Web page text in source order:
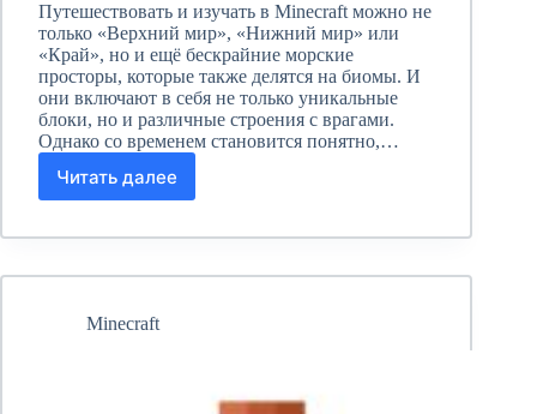
Путешествовать и изучать в Minecraft можно не
только «Верхний мир», «Нижний мир» или
«Край», но и ещё бескрайние морские
просторы, которые также делятся на биомы. И
они включают в себя не только уникальные
блоки, но и различные строения с врагами.
Однако со временем становится понятно,…
Читать далее
Зелье
дыхания
рецепт
Minecraft